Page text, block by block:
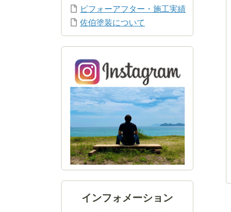
ビフォーアフター・施工実績
佐伯塗装について
インフォメーション